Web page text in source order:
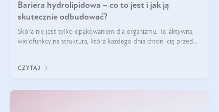
Bariera hydrolipidowa – co to jest i jak ją
skutecznie odbudować?
Skóra nie jest tylko opakowaniem dla organizmu. To aktywna,
wielofunkcyjna struktura, która każdego dnia chroni cię przed
bariera hydrolipidowa.
CZYTAJ